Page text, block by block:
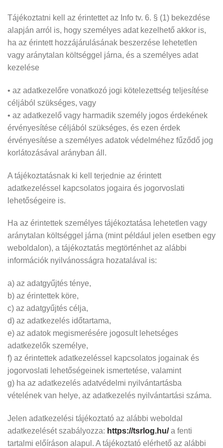
Tájékoztatni kell az érintettet az Info tv. 6. § (1) bekezdése
alapján arról is, hogy személyes adat kezelhető akkor is,
ha az érintett hozzájárulásának beszerzése lehetetlen
vagy aránytalan költséggel járna, és a személyes adat
kezelése
• az adatkezelőre vonatkozó jogi kötelezettség teljesítése
céljából szükséges, vagy
• az adatkezelő vagy harmadik személy jogos érdekének
érvényesítése céljából szükséges, és ezen érdek
érvényesítése a személyes adatok védelméhez fűződő jog
korlátozásával arányban áll.
A tájékoztatásnak ki kell terjednie az érintett
adatkezeléssel kapcsolatos jogaira és jogorvoslati
lehetőségeire is.
Ha az érintettek személyes tájékoztatása lehetetlen vagy
aránytalan költséggel járna (mint például jelen esetben egy
weboldalon), a tájékoztatás megtörténhet az alábbi
információk nyilvánosságra hozatalával is:
a) az adatgyűjtés ténye,
b) az érintettek köre,
c) az adatgyűjtés célja,
d) az adatkezelés időtartama,
e) az adatok megismerésére jogosult lehetséges
adatkezelők személye,
f) az érintettek adatkezeléssel kapcsolatos jogainak és
jogorvoslati lehetőségeinek ismertetése, valamint
g) ha az adatkezelés adatvédelmi nyilvántartásba
vételének van helye, az adatkezelés nyilvántartási száma.
Jelen adatkezelési tájékoztató az alábbi weboldal
adatkezelését szabályozza: https://tsrlog.hu/a fenti
tartalmi előíráson alapul. A tájékoztató elérhető az alábbi